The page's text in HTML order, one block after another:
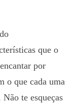
que o
por
o que cada uma
te esqueças